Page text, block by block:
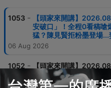
1053 -
【頭家來開講】
安破口」！全程0看稿嗆
猛？陳見賢拒粉墨登場...
06 Aug 2026
1052 -
【頭家來開講】
柯文哲持拐杖現身喊「
了？劉櫂豪加入陳瑩團